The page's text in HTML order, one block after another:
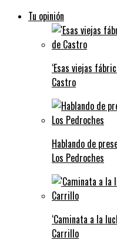
Tu opinión
‘Esas viejas
Castro
Hablando de
Los Pedroches
‘Caminata a la
Carrillo